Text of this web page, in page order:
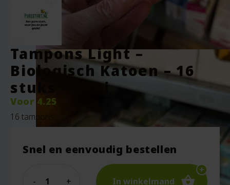
Tampons Light –
Biologisch Katoen – 16
stuks – Yoni
Voor 4.25
16 tampons
Snel en eenvoudig bestellen
In winkelmand